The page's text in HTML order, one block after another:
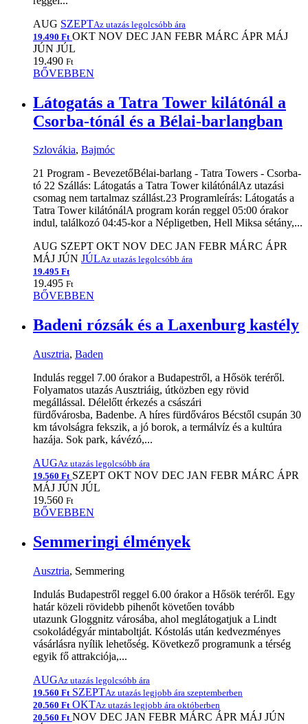
AUG SZEPTAz utazás legolcsóbb ára
19.490 Ft OKT NOV DEC JAN FEBR MÁRC ÁPR MÁJ
JÚN JÚL
19.490 Ft
BŐVEBBEN
Látogatás a Tatra Tower kilátónál a
Csorba-tónál és a Bélai-barlangban
Szlovákia, Bajmóc
21 Program - BevezetőBélai-barlang - Tatra Towers - Csorba-
tó 22 Szállás: Látogatás a Tatra Tower kilátónálAz utazási
csomag nem tartalmaz szállást.23 Programleírás: Látogatás a
Tatra Tower kilátónálA program korán reggel 05:00 órakor
indul, találkozó 04:45-kor a Népligetben, Hell Miksa sétány,...
AUG SZEPT OKT NOV DEC JAN FEBR MÁRC ÁPR
MÁJ JÚN JÚLAz utazás legolcsóbb ára
19.495 Ft
19.495 Ft
BŐVEBBEN
Badeni rózsák és a Laxenburg kastély
Ausztria, Baden
Indulás reggel 7.00 órakor a Budapestről, a Hősök teréről.
Folyamatos utazás Ausztriáig, útközben egy rövid
megállással. Délelőtt érkezés a császári
fürdővárosba, Badenbe. A híres fürdőváros Bécstől csupán 30
km távolságra fekszik, a jó borok, a termálvíz és a kultúra
hazája. Sok park, kávézó,...
AUGAz utazás legolcsóbb ára
19.560 Ft SZEPT OKT NOV DEC JAN FEBR MÁRC ÁPR
MÁJ JÚN JÚL
19.560 Ft
BŐVEBBEN
Semmeringi élmények
Ausztria, Semmering
Indulás Budapestről reggel 6.00 órakor a Hősök teréről. Egy
határ közeli rövidebb pihenőt követően tovább
utazunk Gloggnitz városába, ahol meglátogatjuk a Lindt
csokoládégyár mintaboltját. Kóstolás után kedvezményes
vásárlásra nyílik lehetőség. Következő programunk a térség
egyik fő attrakciója,...
AUGAz utazás legolcsóbb ára
19.560 Ft SZEPTAz utazás legjobb ára szeptemberben
20.560 Ft OKTAz utazás legjobb ára októberben
20.560 Ft NOV DEC JAN FEBR MÁRC ÁPR MÁJ JÚN